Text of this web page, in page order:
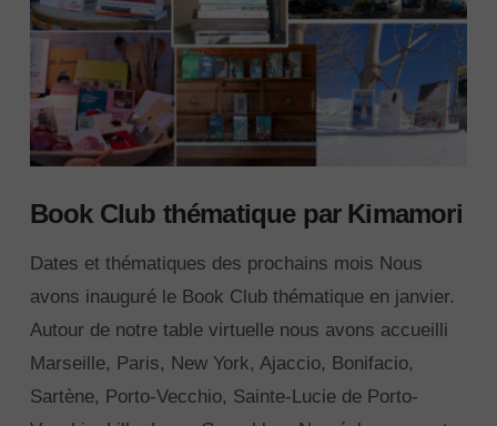
Book Club thématique par Kimamori
Dates et thématiques des prochains mois Nous
avons inauguré le Book Club thématique en janvier.
Autour de notre table virtuelle nous avons accueilli
Marseille, Paris, New York, Ajaccio, Bonifacio,
Sartène, Porto-Vecchio, Sainte-Lucie de Porto-